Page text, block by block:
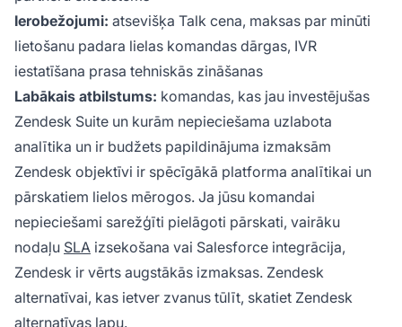
Ierobežojumi: atsevišķa Talk cena, maksas par minūti
lietošanu padara lielas komandas dārgas, IVR
iestatīšana prasa tehniskās zināšanas
Labākais atbilstums: komandas, kas jau investējušas
Zendesk Suite un kurām nepieciešama uzlabota
analītika un ir budžets papildinājuma izmaksām
Zendesk objektīvi ir spēcīgākā platforma analītikai un
pārskatiem lielos mērogos. Ja jūsu komandai
nepieciešami sarežģīti pielāgoti pārskati, vairāku
nodaļu SLA izsekošana vai Salesforce integrācija,
Zendesk ir vērts augstākās izmaksas. Zendesk
alternatīvai, kas ietver zvanus tūlīt, skatiet Zendesk
alternatīvas lapu.